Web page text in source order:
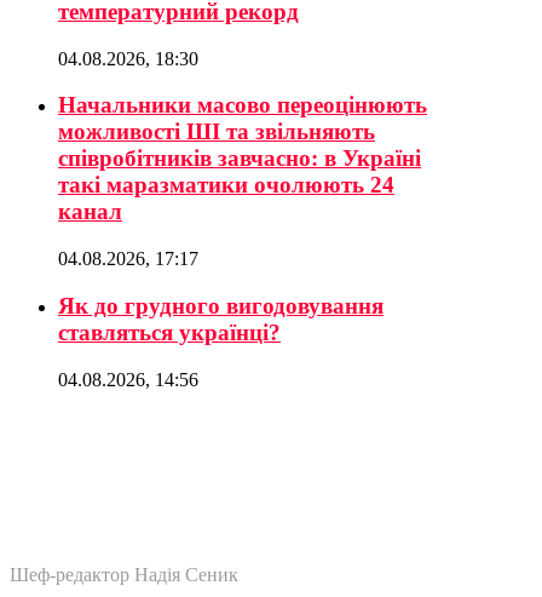
температурний рекорд
04.08.2026, 18:30
Начальники масово переоцінюють
можливості ШІ та звільняють
співробітників завчасно: в Україні
такі маразматики очолюють 24
канал
04.08.2026, 17:17
Як до грудного вигодовування
ставляться українці?
04.08.2026, 14:56
Шеф-редактор Надія Сеник